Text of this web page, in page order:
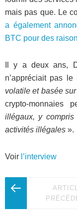
mais pas que. Le
a également
BTC pour des
Il y a deux ans,
n’appréciait pas
volatile et basée
crypto-monnaies
illégaux, y compris
activités illégales ».
Voir l’interview